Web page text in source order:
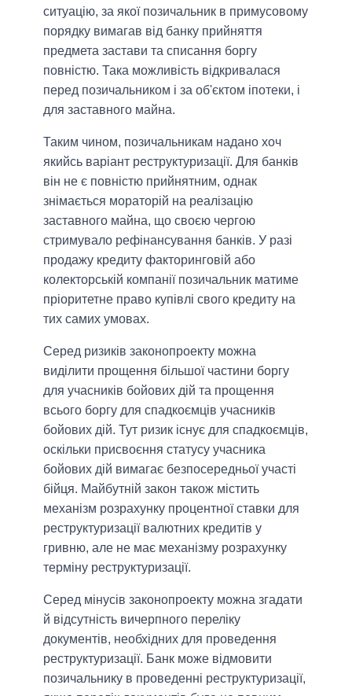
ситуацію, за якої позичальник в примусовому
порядку вимагав від банку прийняття
предмета застави та списання боргу
повністю. Така можливість відкривалася
перед позичальником і за об'єктом іпотеки, і
для заставного майна.
Таким чином, позичальникам надано хоч
якийсь варіант реструктуризації. Для банків
він не є повністю прийнятним, однак
знімається мораторій на реалізацію
заставного майна, що своєю чергою
стримувало рефінансування банків. У разі
продажу кредиту факторинговій або
колекторській компанії позичальник матиме
пріоритетне право купівлі свого кредиту на
тих самих умовах.
Серед ризиків законопроекту можна
виділити прощення більшої частини боргу
для учасників бойових дій та прощення
всього боргу для спадкоємців учасників
бойових дій. Тут ризик існує для спадкоємців,
оскільки присвоєння статусу учасника
бойових дій вимагає безпосередньої участі
бійця. Майбутній закон також містить
механізм розрахунку процентної ставки для
реструктуризації валютних кредитів у
гривню, але не має механізму розрахунку
терміну реструктуризації.
Серед мінусів законопроекту можна згадати
й відсутність вичерпного переліку
документів, необхідних для проведення
реструктуризації. Банк може відмовити
позичальнику в проведенні реструктуризації,